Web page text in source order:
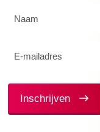
(Vereist)
Inschrijven